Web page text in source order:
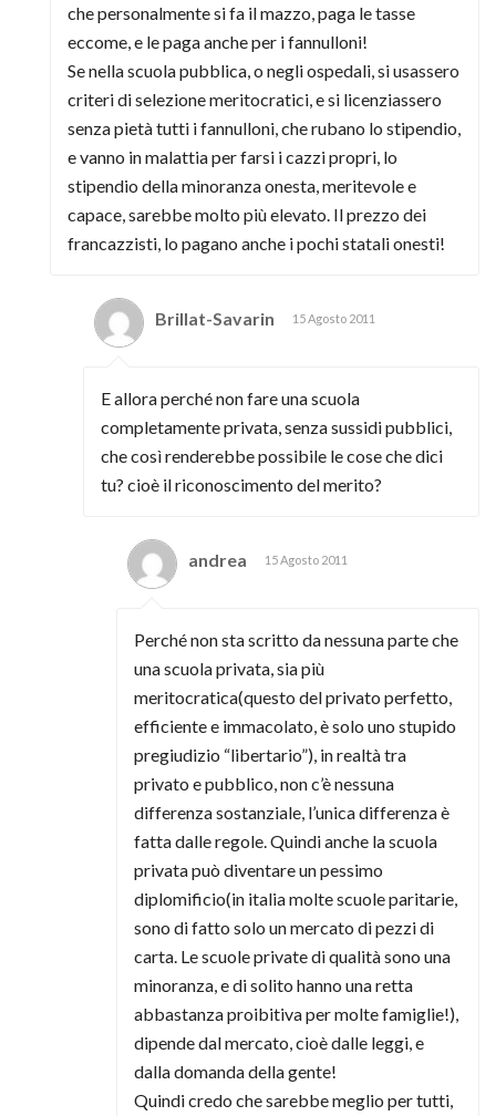
che personalmente si fa il mazzo, paga le tasse
eccome, e le paga anche per i fannulloni!
Se nella scuola pubblica, o negli ospedali, si usassero
criteri di selezione meritocratici, e si licenziassero
senza pietà tutti i fannulloni, che rubano lo stipendio,
e vanno in malattia per farsi i cazzi propri, lo
stipendio della minoranza onesta, meritevole e
capace, sarebbe molto più elevato. Il prezzo dei
francazzisti, lo pagano anche i pochi statali onesti!
Brillat-Savarin 15 Agosto 2011
E allora perché non fare una scuola
completamente privata, senza sussidi pubblici,
che così renderebbe possibile le cose che dici
tu? cioè il riconoscimento del merito?
andrea 15 Agosto 2011
Perché non sta scritto da nessuna parte che
una scuola privata, sia più
meritocratica(questo del privato perfetto,
efficiente e immacolato, è solo uno stupido
pregiudizio “libertario”), in realtà tra
privato e pubblico, non c’è nessuna
differenza sostanziale, l’unica differenza è
fatta dalle regole. Quindi anche la scuola
privata può diventare un pessimo
diplomificio(in italia molte scuole paritarie,
sono di fatto solo un mercato di pezzi di
carta. Le scuole private di qualità sono una
minoranza, e di solito hanno una retta
abbastanza proibitiva per molte famiglie!),
dipende dal mercato, cioè dalle leggi, e
dalla domanda della gente!
Quindi credo che sarebbe meglio per tutti,